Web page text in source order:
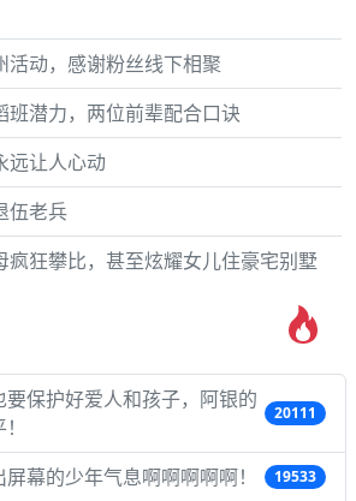
活动，感谢粉丝线下相聚
班潜力，两位前辈配合口诀
远让人心动
伍老兵
疯狂攀比，甚至炫耀女儿住豪宅别墅
要保护好爱人和孩子，阿银的
20111
幕的少年气息啊啊啊啊啊！ 19533